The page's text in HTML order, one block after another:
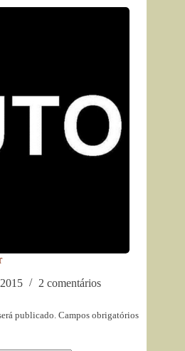
2 comentários
publicado. Campos obrigatórios